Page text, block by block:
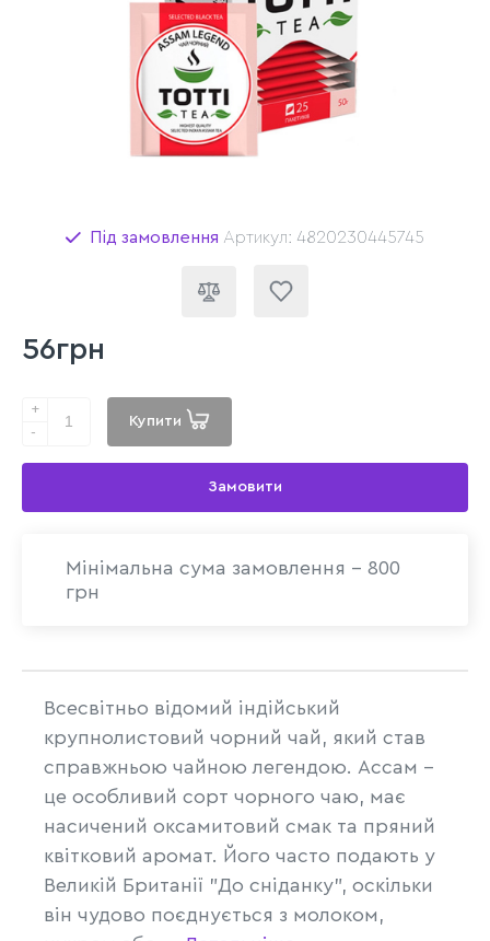
Під замовлення Артикул: 4820230445745
56грн
+
-
Купити
Замовити
Мінімальна сума замовлення - 800
грн
Всесвітньо відомий індійський
крупнолистовий чорний чай, який став
справжньою чайною легендою. Ассам –
це особливий сорт чорного чаю, має
насичений оксамитовий смак та пряний
квітковий аромат. Його часто подають у
Великій Британії "До сніданку", оскільки
він чудово поєднується з молоком,